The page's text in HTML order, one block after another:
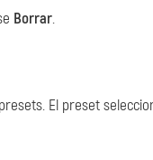
Borrar.
El preset